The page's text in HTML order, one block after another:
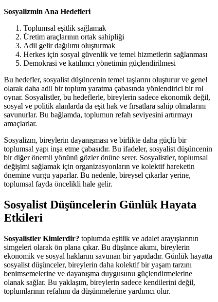
Sosyalizmin Ana Hedefleri
Toplumsal eşitlik sağlamak
Üretim araçlarının ortak sahipliği
Adil gelir dağılımı oluşturmak
Herkes için sosyal güvenlik ve temel hizmetlerin sağlanması
Demokrasi ve katılımcı yönetimin güçlendirilmesi
Bu hedefler, sosyalist düşüncenin temel taşlarını oluşturur ve genel
olarak daha adil bir toplum yaratma çabasında yönlendirici bir rol
oynar. Sosyalistler, bu hedeflerle, bireylerin sadece ekonomik değil,
sosyal ve politik alanlarda da eşit hak ve fırsatlara sahip olmalarını
savunurlar. Bu bağlamda, toplumun refah seviyesini artırmayı
amaçlarlar.
Sosyalizm, bireylerin dayanışması ve birlikte daha güçlü bir
toplumsal yapı inşa etme çabasıdır. Bu ifadeler, sosyalist düşüncenin
bir diğer önemli yönünü gözler önüne serer. Sosyalistler, toplumsal
değişimi sağlamak için organizasyonların ve kolektif hareketin
önemine vurgu yaparlar. Bu nedenle, bireysel çıkarlar yerine,
toplumsal fayda öncelikli hale gelir.
Sosyalist Düşüncelerin Günlük Hayata
Etkileri
Sosyalistler Kimlerdir? toplumda eşitlik ve adalet arayışlarının
simgeleri olarak ön plana çıkar. Bu düşünce akımı, bireylerin
ekonomik ve sosyal haklarını savunan bir yapıdadır. Günlük hayatta
sosyalist düşünceler, bireylerin daha kolektif bir yaşam tarzını
benimsemelerine ve dayanışma duygusunu güçlendirmelerine
olanak sağlar. Bu yaklaşım, bireylerin sadece kendilerini değil,
toplumlarının refahını da düşünmelerine yardımcı olur.